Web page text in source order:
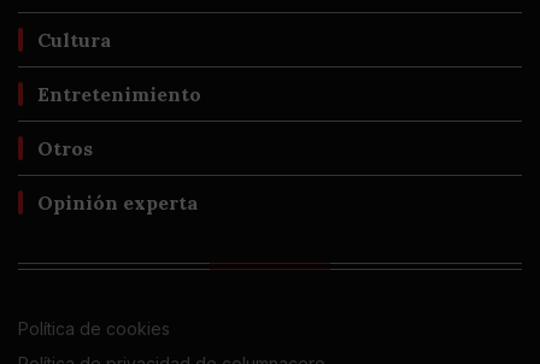
Cultura
Entretenimiento
Otros
Opinión experta
Política de cookies